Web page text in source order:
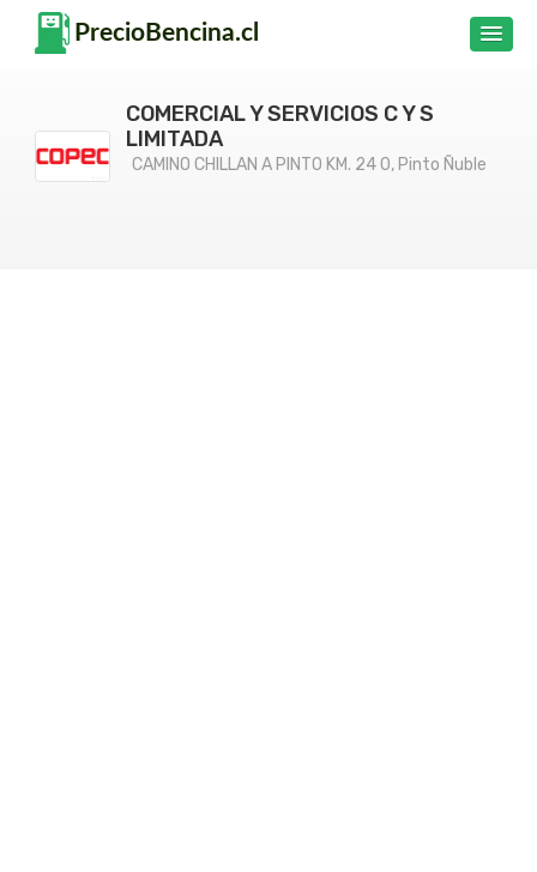
COMERCIAL Y SERVICIOS C Y S
LIMITADA
CAMINO CHILLAN A PINTO KM. 24 0, Pinto Ñuble